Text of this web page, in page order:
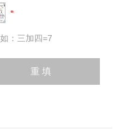
：三加四=7